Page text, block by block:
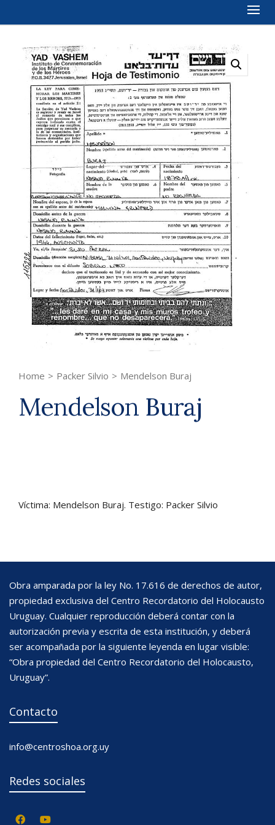
Home > Packer Silvio > Mendelson Buraj
Mendelson Buraj
Víctima: Mendelson Buraj. Testigo: Packer Silvio
Obra amparada por la ley No. 17.616 de derechos de autor,
propiedad exclusiva del Centro Recordatorio del Holocausto
Uruguay. Cualquier reproducción deberá contar con la
autorización previa y escrita de esta institución, y deberá
ser acompañada por la siguiente leyenda en lugar visible:
“Obra propiedad del Centro Recordatorio del Holocausto,
Uruguay”.
Contacto
info@centroshoa.org.uy
Redes sociales